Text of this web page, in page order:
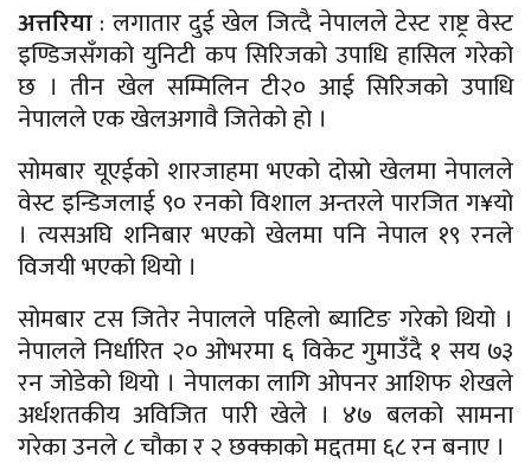
अत्तरिया : लगातार दुई खेल जित्दै नेपालले टेस्ट राष्ट्र वेस्ट
इण्डिजसँगको युनिटी कप सिरिजको उपाधि हासिल गरेको
छ । तीन खेल सम्मिलिन टी२० आई सिरिजको उपाधि
नेपालले एक खेलअगावै जितेको हो ।
सोमबार यूएईको शारजाहमा भएको दोस्रो खेलमा नेपालले
वेस्ट इन्डिजलाई ९० रनको विशाल अन्तरले पारजित ग¥यो
। त्यसअघि शनिबार भएको खेलमा पनि नेपाल १९ रनले
विजयी भएको थियो ।
सोमबार टस जितेर नेपालले पहिलो ब्याटिङ गरेको थियो ।
नेपालले निर्धारित २० ओभरमा ६ विकेट गुमाउँदै १ सय ७३
रन जोडेको थियो । नेपालका लागि ओपनर आशिफ शेखले
अर्धशतकीय अविजित पारी खेले । ४७ बलको सामना
गरेका उनले ८ चौका र २ छक्काको मद्दतमा ६८ रन बनाए ।